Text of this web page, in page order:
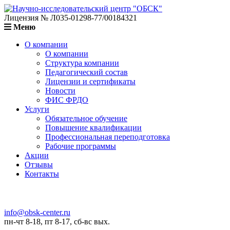
Лицензия № Л035-01298-77/00184321
Меню
О компании
О компании
Структура компании
Педагогический состав
Лицензии и сертификаты
Новости
ФИС ФРДО
Услуги
Обязательное обучение
Повышение квалификации
Профессиональная переподготовка
Рабочие программы
Акции
Отзывы
Контакты
info@obsk-center.ru
пн-чт 8-18, пт 8-17, сб-вс вых.